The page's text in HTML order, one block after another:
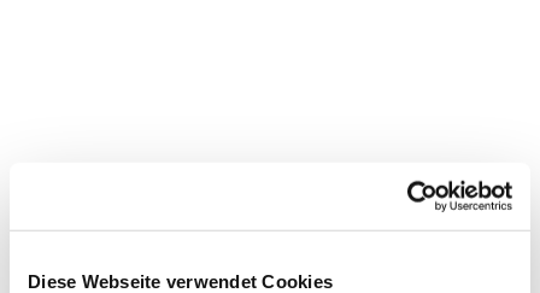
Diese Webseite verwendet Cookies